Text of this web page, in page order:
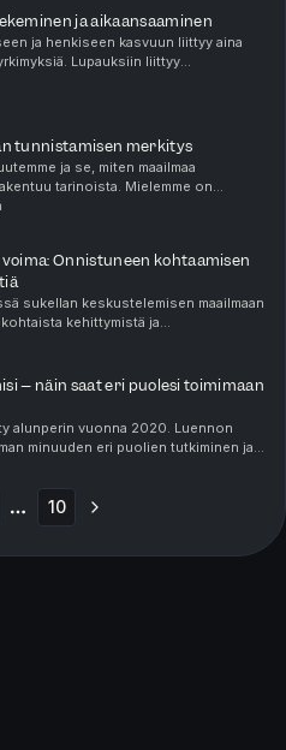
ja aikaansaaminen
ja henkiseen kasvuun liittyy aina
Lupauksiin liittyy
mutta myös vastuunoton vaikeutta
tunnistamisen merkitys
ja se, miten maailmaa
tarinoista. Mielemme on
Tarinat auttavat jäsentämään
Onnistuneen kohtaamisen
sukellan keskustelemisen maailmaan
kehittymistä ja
ajattelukumppaneiden
Sen j...
– näin saat eri puolesi toimimaan
alunperin vuonna 2020. Luennon
minuuden eri puolien tutkiminen ja
Psykologiassa on jo pitkään
meillä ei ole vain yhtä minuutta, vaan ...
10